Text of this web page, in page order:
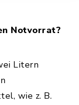
Notvorrat?
Litern
wie z. B.